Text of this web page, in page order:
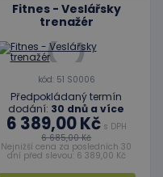
Fitnes - Veslářsky
trenažér
kód: 51 S0006
Předpokládaný termín
dodání: 30 dnů a více
6 389,00 Kčs DPH
6 685,00 Kč
Nejnižší cena za posledních 30
dní před slevou: 6 389,00 Kč